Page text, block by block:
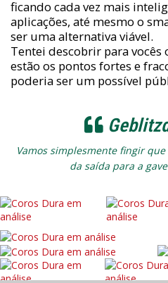
ficando cada vez mais
aplicações, até mesmo o
ser uma alternativa viável.
Tentei descobrir para vocês
estão os pontos fortes e
poderia ser um possível
Vamos simplesmente fingir
da saída para a